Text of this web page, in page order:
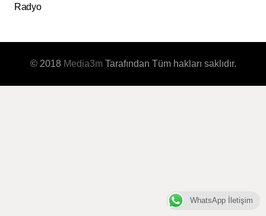
Radyo
© 2018 Media3mTarafından Tüm hakları saklıdır.
WhatsApp İletişim